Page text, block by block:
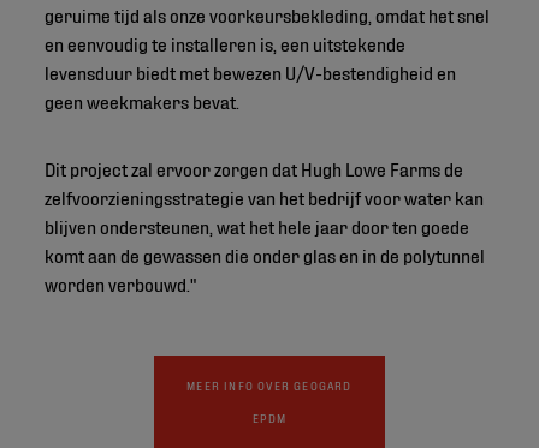
geruime tijd als onze voorkeursbekleding, omdat het snel
en eenvoudig te installeren is, een uitstekende
levensduur biedt met bewezen U/V-bestendigheid en
geen weekmakers bevat.
Dit project zal ervoor zorgen dat Hugh Lowe Farms de
zelfvoorzieningsstrategie van het bedrijf voor water kan
blijven ondersteunen, wat het hele jaar door ten goede
komt aan de gewassen die onder glas en in de polytunnel
worden verbouwd."
MEER INFO OVER GEOGARD
EPDM